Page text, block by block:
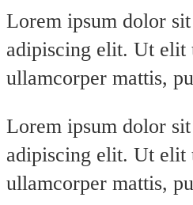
Lorem ipsum dolor
adipiscing elit. Ut elit
ullamcorper mattis,
Lorem ipsum dolor
adipiscing elit. Ut elit
ullamcorper mattis,